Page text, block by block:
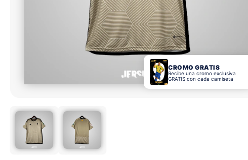
CROMO GRATIS
Recibe una cromo exclusiva
GRATIS con cada camiseta